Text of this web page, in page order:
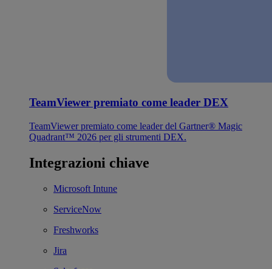
TeamViewer premiato come leader DEX
TeamViewer premiato come leader del Gartner® Magic
Quadrant™ 2026 per gli strumenti DEX.
Integrazioni chiave
Microsoft Intune
ServiceNow
Freshworks
Jira